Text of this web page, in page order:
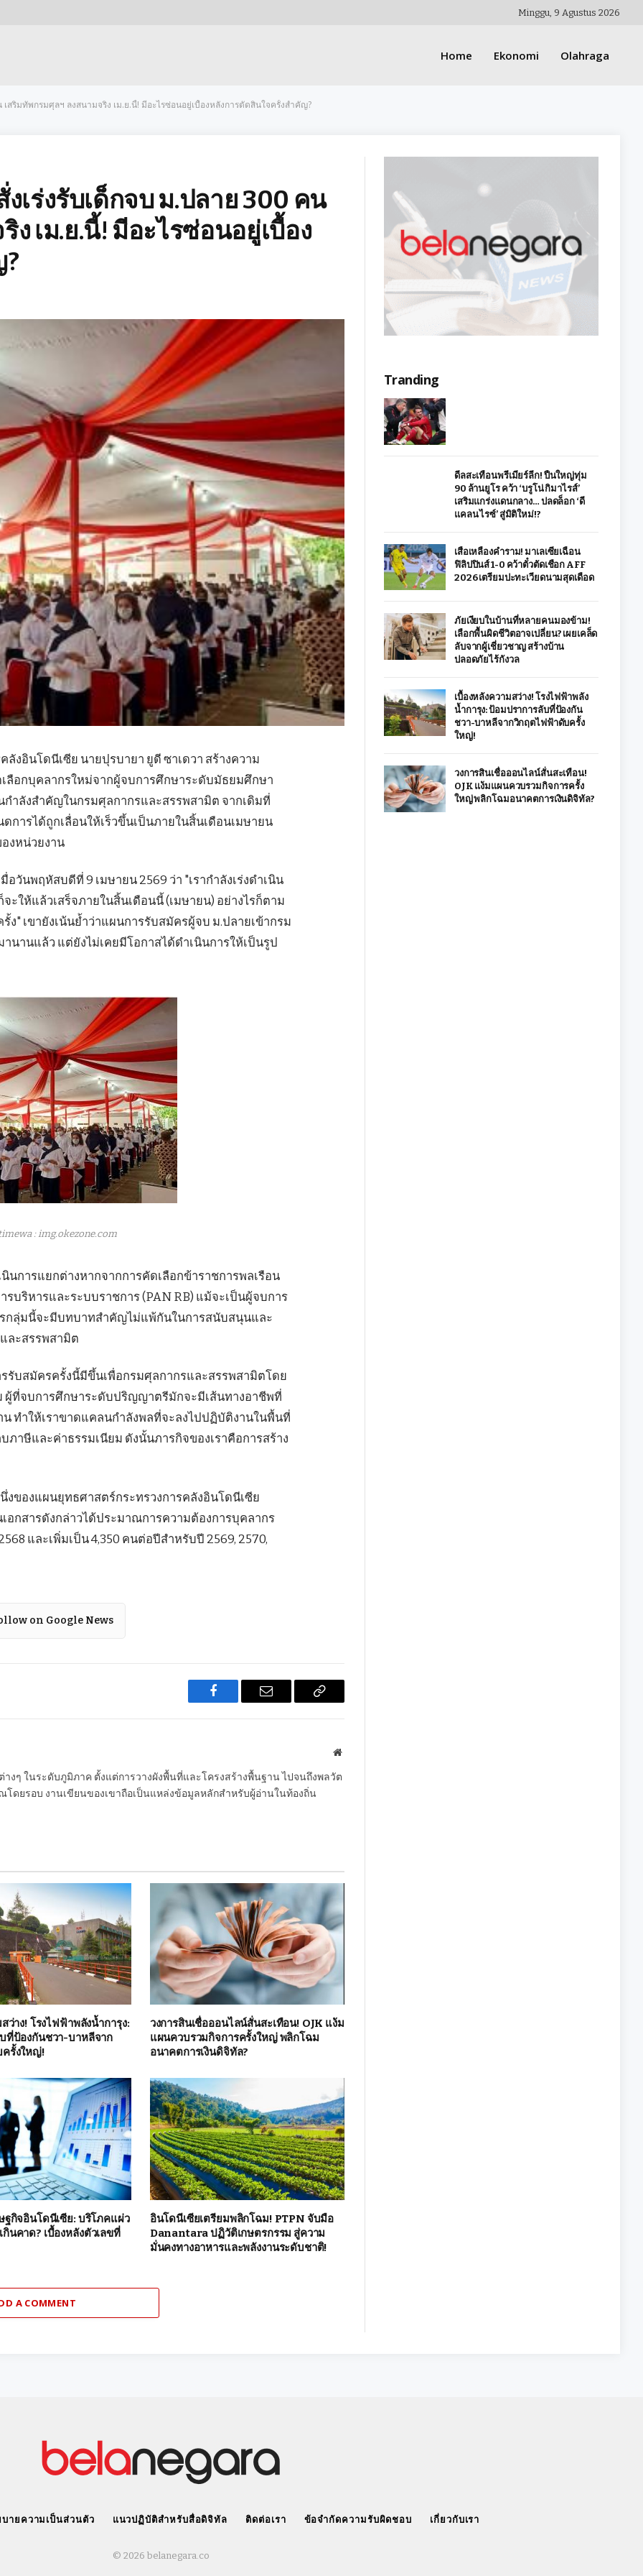
Minggu, 9 Agustus 2026
Home Ekonomi Olahraga
เสริมทัพกรมศุลฯ ลงสนามจริง เม.ย.นี้! มีอะไรซ่อนอยู่เบื้องหลังการตัดสินใจครั้งสำคัญ?
งเร่งรับเด็กจบ ม.ปลาย 300 คน
เม.ย.นี้! มีอะไรซ่อนอยู่เบื้อง
ลังอินโดนีเซีย นายปุรบายา ยูดี ซาเดวา สร้างความ
ลือกบุคลากรใหม่จากผู้จบการศึกษาระดับมัธยมศึกษา
กำลังสำคัญในกรมศุลกากรและสรรพสามิต จากเดิมที่
ารได้ถูกเลื่อนให้เร็วขึ้นเป็นภายในสิ้นเดือนเมษายน
งหน่วยงาน
วันพฤหัสบดีที่ 9 เมษายน 2569 ว่า "เรากำลังเร่งดำเนิน
ะให้แล้วเสร็จภายในสิ้นเดือนนี้ (เมษายน) อย่างไรก็ตาม
" เขายังเน้นย้ำว่าแผนการรับสมัครผู้จบ ม.ปลายเข้ากรม
นานแล้ว แต่ยังไม่เคยมีโอกาสได้ดำเนินการให้เป็นรูป
: img.okezone.com
นการแยกต่างหากจากการคัดเลือกข้าราชการพลเรือน
รบริหารและระบบราชการ (PAN RB) แม้จะเป็นผู้จบการ
ลุ่มนี้จะมีบทบาทสำคัญไม่แพ้กันในการสนับสนุนและ
ละสรรพสามิต
รับสมัครครั้งนี้มีขึ้นเพื่อกรมศุลกากรและสรรพสามิตโดย
ผู้ที่จบการศึกษาระดับปริญญาตรีมักจะมีเส้นทางอาชีพที่
ทำให้เราขาดแคลนกำลังพลที่จะลงไปปฏิบัติงานในพื้นที่
าษีและค่าธรรมเนียม ดังนั้นภารกิจของเราคือการสร้าง
ของแผนยุทธศาสตร์กระทรวงการคลังอินโดนีเซีย
อกสารดังกล่าวได้ประมาณการความต้องการบุคลากร
และเพิ่มเป็น 4,350 คนต่อปีสำหรับปี 2569, 2570,
on Google News
Facebook Email
Copy
Website
างๆ ในระดับภูมิภาค ตั้งแต่การวางผังพื้นที่และโครงสร้างพื้นฐาน ไปจนถึงพลวัต
โดยรอบ งานเขียนของเขาถือเป็นแหล่งข้อมูลหลักสำหรับผู้อ่านในท้องถิ่น
ว่าง! โรงไฟฟ้าพลังน้ำการุง:
ที่ป้องกันชวา-บาหลีจาก
รั้งใหญ่!
วงการสินเชื่อออนไลน์สั่นสะเทือน! OJK แง้ม
แผนควบรวมกิจการครั้งใหญ่ พลิกโฉม
อนาคตการเงินดิจิทัล?
ฐกิจอินโดนีเซีย: บริโภคแผ่ว
นคาด? เบื้องหลังตัวเลขที่
อินโดนีเซียเตรียมพลิกโฉม! PTPN จับมือ
Danantara ปฏิวัติเกษตรกรรม สู่ความ
มั่นคงทางอาหารและพลังงานระดับชาติ!
A COMMENT
Tranding
ดีลสะเทือนพรีเมียร์ลีก! ปืนใหญ่ทุ่ม
90 ล้านยูโร คว้า ‘บรูโน่ กิมาไรส์’
เสริมแกร่งแดนกลาง… ปลดล็อก ‘ดี
แคลน ไรซ์’ สู่มิติใหม่!?
เสือเหลืองคำราม! มาเลเซียเฉือน
ฟิลิปปินส์ 1-0 คว้าตั๋วตัดเชือก AFF
2026 เตรียมปะทะเวียดนามสุดเดือด
ภัยเงียบในบ้านที่หลายคนมองข้าม!
เลือกพื้นผิดชีวิตอาจเปลี่ยน? เผยเคล็ด
ลับจากผู้เชี่ยวชาญ สร้างบ้าน
ปลอดภัยไร้กังวล
เบื้องหลังความสว่าง! โรงไฟฟ้าพลัง
น้ำการุง: ป้อมปราการลับที่ป้องกัน
ชวา-บาหลีจากวิกฤตไฟฟ้าดับครั้ง
ใหญ่!
วงการสินเชื่อออนไลน์สั่นสะเทือน!
OJK แง้มแผนควบรวมกิจการครั้ง
ใหญ่ พลิกโฉมอนาคตการเงินดิจิทัล?
ายความเป็นส่วนตัว แนวปฏิบัติสำหรับสื่อดิจิทัล ติดต่อเรา ข้อจำกัดความรับผิดชอบ เกี่ยวกับเรา
© 2026 belanegara.co